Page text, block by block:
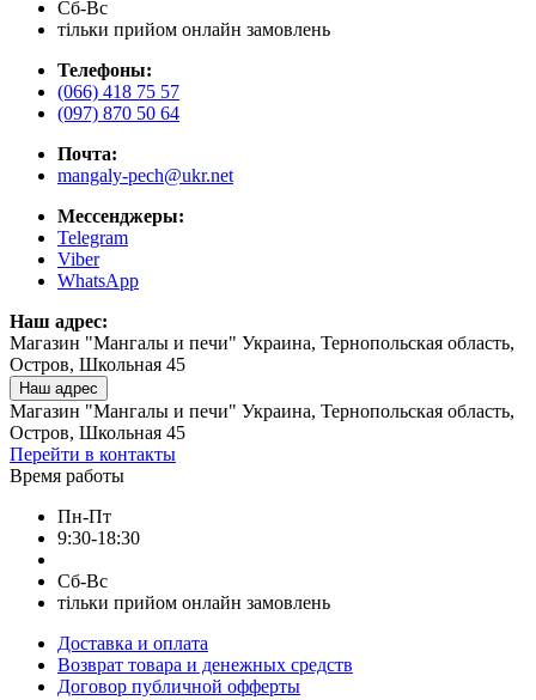
Сб-Вс
тільки прийом онлайн замовлень
Телефоны:
(066) 418 75 57
(097) 870 50 64
Почта:
mangaly-pech@ukr.net
Мессенджеры:
Telegram
Viber
WhatsApp
Наш адрес:
Магазин "Мангалы и печи" Украина, Тернопольская область,
Остров, Школьная 45
Наш адрес
Магазин "Мангалы и печи" Украина, Тернопольская область,
Остров, Школьная 45
Перейти в контакты
Время работы
Пн-Пт
9:30-18:30
Сб-Вс
тільки прийом онлайн замовлень
Доставка и оплата
Возврат товара и денежных средств
Договор публичной офферты